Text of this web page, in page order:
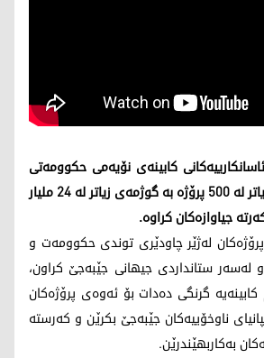
کابینەی نۆیەمی حکوومەتی
هەرێمی کوردستان، زیاتر لە 500 پرۆژە بە گوژمەی زیاتر لە 24 ملیار
جیاوازەکان کراوە.
پرۆژەکان لەژێر چاودێری توندی حکوومەت و
و لەسەر ستانداردی جیهانی جێبەجێ کراون،
گرنگی دەدات بۆ ئەوەی پرۆژەکان
ناوخۆییەکان جێبەجێ بکرێن و کەرستە
بەکاربهێندرێن.